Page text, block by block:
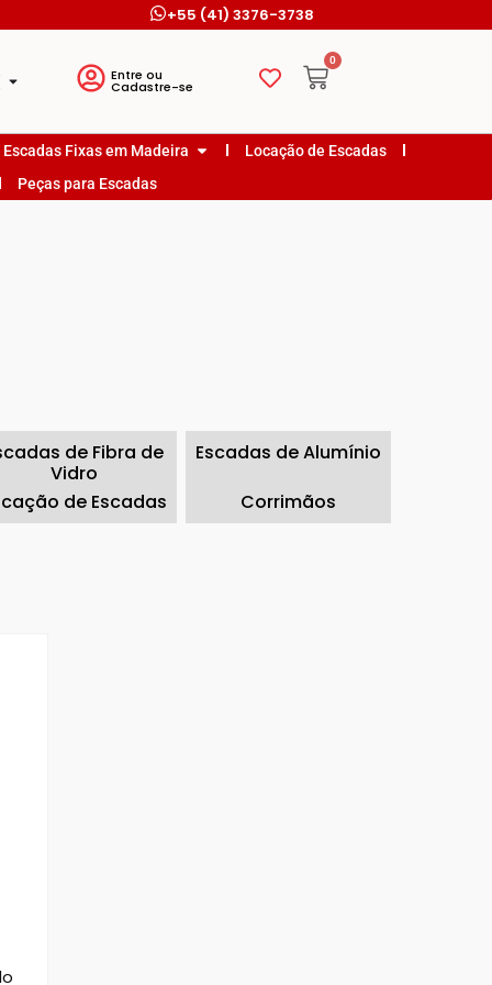
+55 (41) 3376-3738
Entre ou
Cadastre-se
0
Escadas Fixas em Madeira
Locação de Escadas
Peças para Escadas
de Fibra de
Vidro
Escadas de Alumínio
de Escadas
Corrimãos